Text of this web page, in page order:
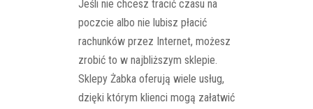
Jeśli nie chcesz tracić czasu na
poczcie albo nie lubisz płacić
rachunków przez Internet, możesz
zrobić to w najbliższym sklepie.
Sklepy Żabka oferują wiele usług,
dzięki którym klienci mogą załatwić